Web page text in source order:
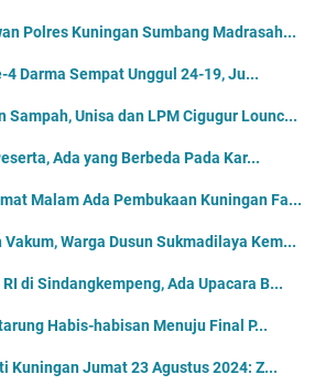
Polres Kuningan Sumbang Madrasah...
4 Darma Sempat Unggul 24-19, Ju...
Sampah, Unisa dan LPM Cigugur Lounc...
Ada yang Berbeda Pada Kar...
Malam Ada Pembukaan Kuningan Fa...
Warga Dusun Sukmadilaya Kem...
di Sindangkempeng, Ada Upacara B...
Habis-habisan Menuju Final P...
Kuningan Jumat 23 Agustus 2024: Z...